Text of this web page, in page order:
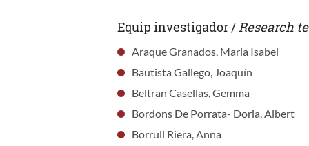
Equip investigador / Research
Araque Granados, Maria Isabel
Bautista Gallego, Joaquín
Beltran Casellas, Gemma
Bordons De Porrata- Doria, Albert
Borrull Riera, Anna